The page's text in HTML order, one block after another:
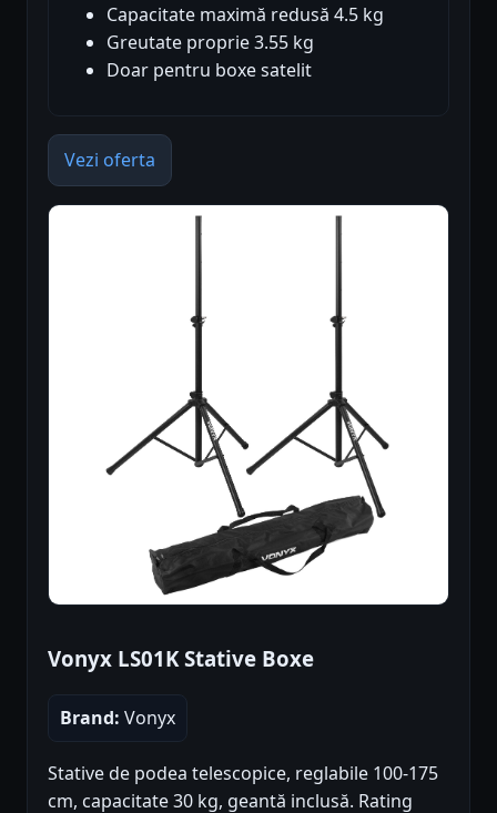
Capacitate maximă redusă 4.5 kg
Greutate proprie 3.55 kg
Doar pentru boxe satelit
Vezi oferta
Vonyx LS01K Stative Boxe
Brand: Vonyx
Stative de podea telescopice, reglabile 100-175
cm, capacitate 30 kg, geantă inclusă. Rating